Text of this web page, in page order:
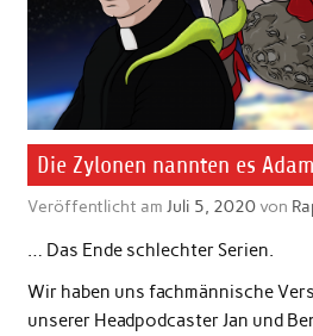
Die Zylonen nannten es
Veröffentlicht am Juli 5, 2020von
… Das Ende schlechter Serien.
Wir haben uns fachmännische
unserer Headpodcaster Jan und